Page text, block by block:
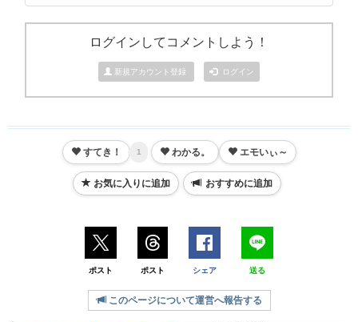
ログインしてコメントしよう！
新規アカウント登録 ログイン
すてき！ 1 わかる。 エモいぃ～
お気に入りに追加 おすすめに追加
ポスト ポスト シェア 送る
このページについて運営へ報告する